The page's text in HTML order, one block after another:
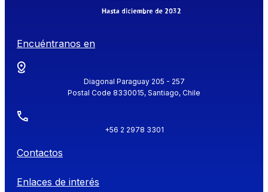
Encuéntranos en
Diagonal Paraguay 205 - 257
Postal Code 8330015, Santiago, Chile
+56 2 2978 3301
Contactos
Enlaces de interés